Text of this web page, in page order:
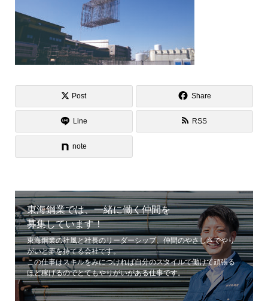
Post Share
Line RSS
note
東海鋼業では、一緒に働く仲間を
募集しています！
東海鋼業の社風と社長のリーダーシップ、仲間のやさしさでやり
がいと夢を持てる会社です。
この仕事はスキルをみにつければ自分のスタイルで働けて頑張る
ほど稼げるのでとてもやりがいがある仕事です。